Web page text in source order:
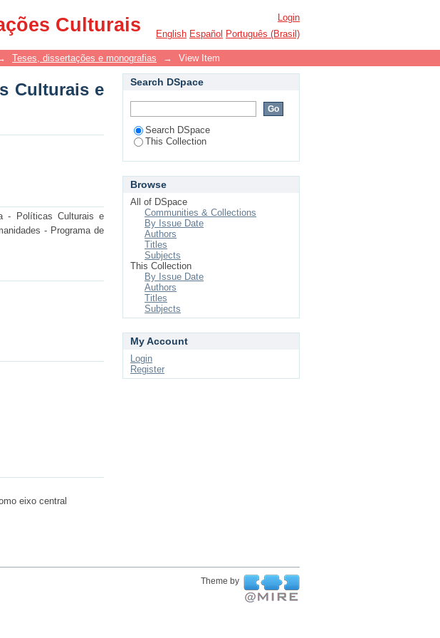
Culturais
e televisão pública
Login
English Español Português (Brasil)
Teses, dissertações e monografias → View Item
Culturais e
- Políticas Culturais e
- Programa de
eixo central
Search DSpace
Search DSpace
This Collection
Browse
All of DSpace
Communities & Collections
By Issue Date
Authors
Titles
Subjects
This Collection
By Issue Date
Authors
Titles
Subjects
My Account
Login
Register
Theme by